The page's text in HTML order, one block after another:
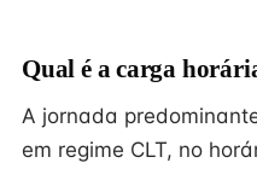
Qual é a carga
A jornada
em regime CLT, no